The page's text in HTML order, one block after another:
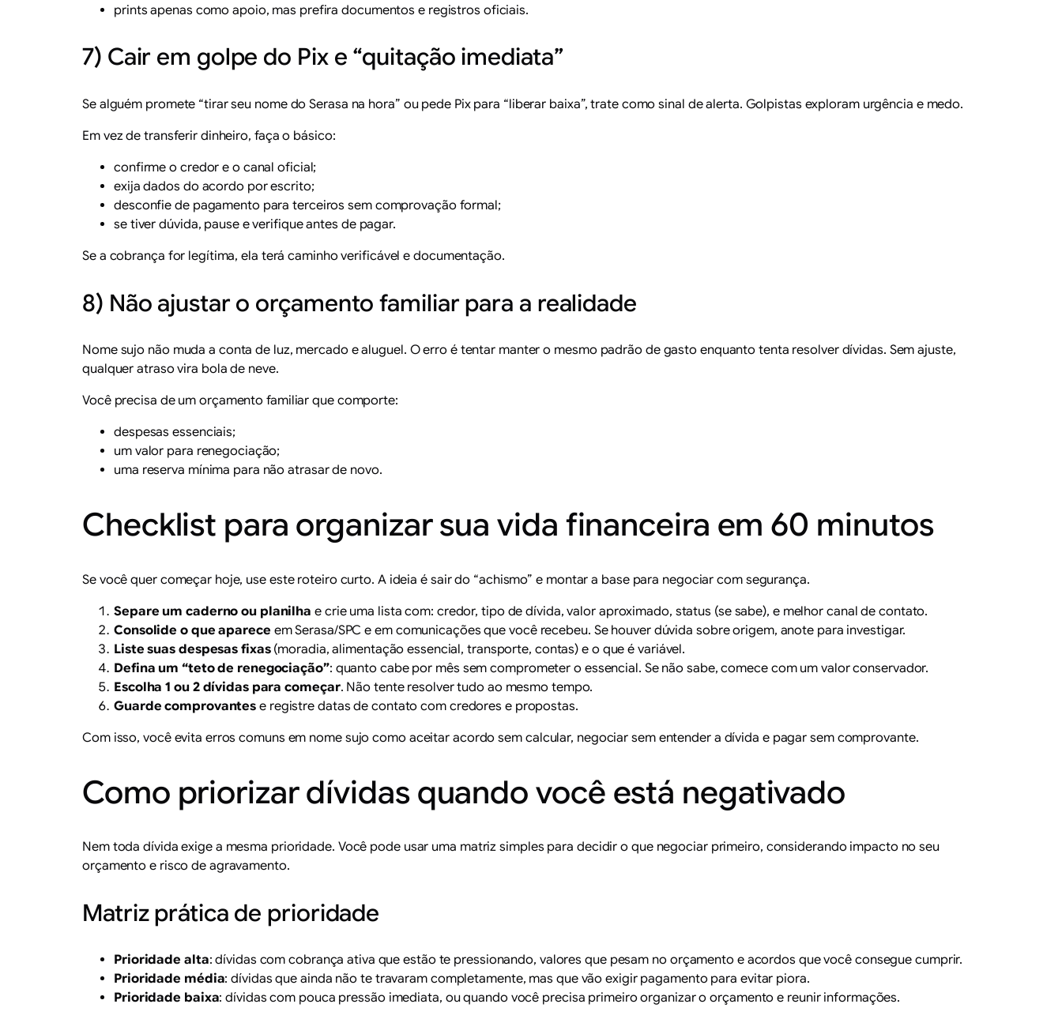
prints apenas como apoio, mas prefira documentos e registros oficiais.
7) Cair em golpe do Pix e “quitação imediata”
Se alguém promete “tirar seu nome do Serasa na hora” ou pede Pix para “liberar baixa”, trate como sinal de alerta. Golpistas exploram urgência e medo.
Em vez de transferir dinheiro, faça o básico:
confirme o credor e o canal oficial;
exija dados do acordo por escrito;
desconfie de pagamento para terceiros sem comprovação formal;
se tiver dúvida, pause e verifique antes de pagar.
Se a cobrança for legítima, ela terá caminho verificável e documentação.
8) Não ajustar o orçamento familiar para a realidade
Nome sujo não muda a conta de luz, mercado e aluguel. O erro é tentar manter o mesmo padrão de gasto enquanto tenta resolver dívidas. Sem ajuste,
qualquer atraso vira bola de neve.
Você precisa de um orçamento familiar que comporte:
despesas essenciais;
um valor para renegociação;
uma reserva mínima para não atrasar de novo.
Checklist para organizar sua vida financeira em 60 minutos
Se você quer começar hoje, use este roteiro curto. A ideia é sair do “achismo” e montar a base para negociar com segurança.
Separe um caderno ou planilha e crie uma lista com: credor, tipo de dívida, valor aproximado, status (se sabe), e melhor canal de contato.
Consolide o que aparece em Serasa/SPC e em comunicações que você recebeu. Se houver dúvida sobre origem, anote para investigar.
Liste suas despesas fixas(moradia, alimentação essencial, transporte, contas) e o que é variável.
Defina um “teto de renegociação”: quanto cabe por mês sem comprometer o essencial. Se não sabe, comece com um valor conservador.
Escolha 1 ou 2 dívidas para começar. Não tente resolver tudo ao mesmo tempo.
Guarde comprovantes e registre datas de contato com credores e propostas.
Com isso, você evita erros comuns em nome sujo como aceitar acordo sem calcular, negociar sem entender a dívida e pagar sem comprovante.
Como priorizar dívidas quando você está negativado
Nem toda dívida exige a mesma prioridade. Você pode usar uma matriz simples para decidir o que negociar primeiro, considerando impacto no seu
orçamento e risco de agravamento.
Matriz prática de prioridade
Prioridade alta: dívidas com cobrança ativa que estão te pressionando, valores que pesam no orçamento e acordos que você consegue cumprir.
Prioridade média: dívidas que ainda não te travaram completamente, mas que vão exigir pagamento para evitar piora.
Prioridade baixa: dívidas com pouca pressão imediata, ou quando você precisa primeiro organizar o orçamento e reunir informações.